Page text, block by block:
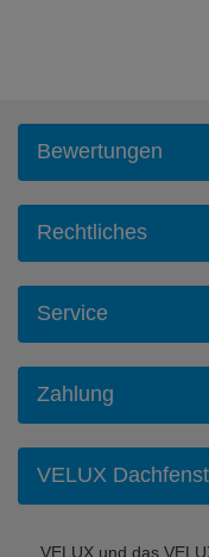
Bewertungen
Rechtliches
Service
Zahlung
VELUX
VELUX und das